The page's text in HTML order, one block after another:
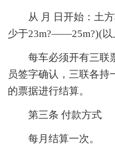
从 月 日开始：土
少于23m?——25m?)(以
每车必须开有三联
员签字确认，三联各持
的票据进行结算。
第三条 付款方式
每月结算一次。